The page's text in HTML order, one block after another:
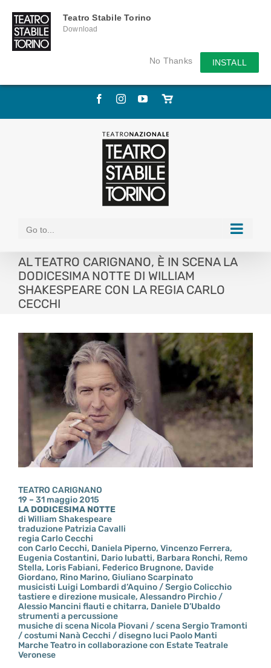
Teatro Stabile Torino
Download
No Thanks INSTALL
Skip
FacebookInstagramYouTube
Store
Go to...
AL TEATRO CARIGNANO, È IN SCENA LA
DODICESIMA NOTTE DI WILLIAM
SHAKESPEARE CON LA REGIA CARLO
CECCHI
TEATRO CARIGNANO
19 – 31 maggio 2015
LA DODICESIMA NOTTE
di William Shakespeare
traduzione Patrizia Cavalli
regia Carlo Cecchi
con Carlo Cecchi, Daniela Piperno, Vincenzo Ferrera,
Eugenia Costantini, Dario Iubatti, Barbara Ronchi, Remo
Stella, Loris Fabiani, Federico Brugnone, Davide
Giordano, Rino Marino, Giuliano Scarpinato
musicisti Luigi Lombardi d’Aquino / Sergio Colicchio
tastiere e direzione musicale, Alessandro Pirchio /
Alessio Mancini flauti e chitarra, Daniele D’Ubaldo
strumenti a percussione
musiche di scena Nicola Piovani / scena Sergio Tramonti
/ costumi Nanà Cecchi / disegno luci Paolo Manti
Marche Teatro in collaborazione con Estate Teatrale
Veronese